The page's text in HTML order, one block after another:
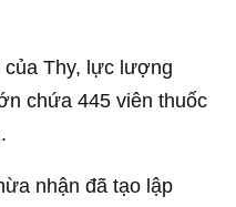
của Thy, lực lượng
chứa 445 viên thuốc
nhận đã tạo lập